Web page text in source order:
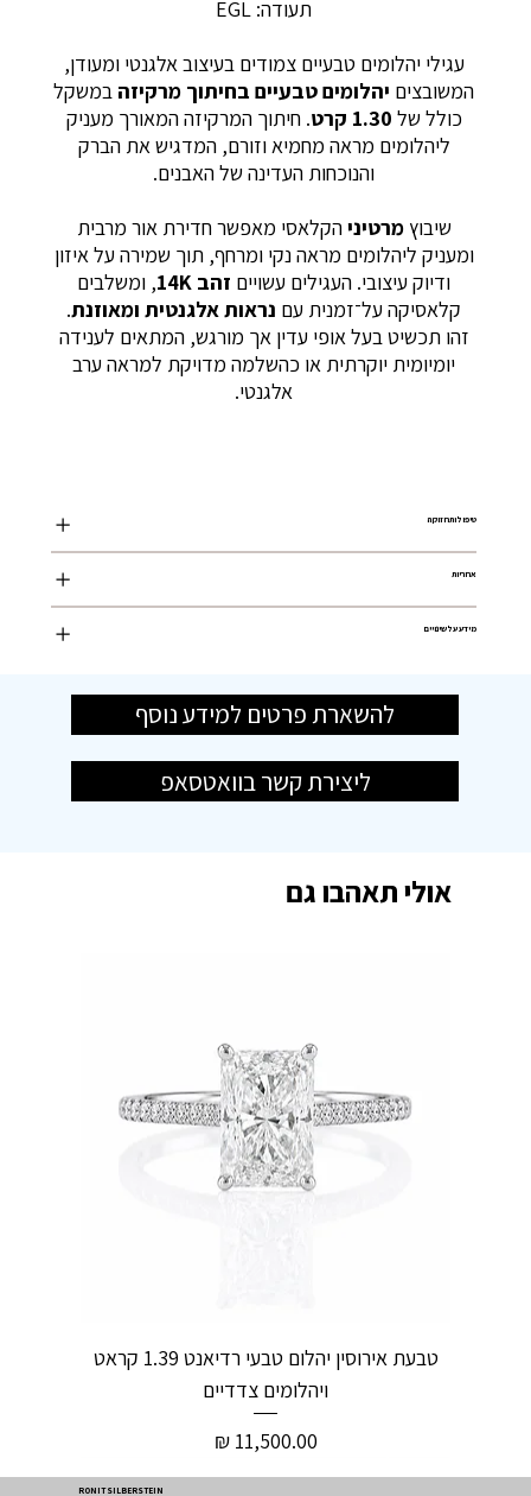
תעודה: EGL
עגילי יהלומים טבעיים צמודים בעיצוב אלגנטי ומעודן,
המשובצים יהלומים טבעיים בחיתוך מרקיזה במשקל
כולל של 1.30 קרט
. חיתוך המרקיזה המאורך מעניק
ליהלומים מראה מחמיא וזורם, המדגיש את הברק
והנוכחות העדינה של האבנים.
שיבוץמרטיניהקלאסי מאפשר חדירת אור מרבית
ומעניק ליהלומים מראה נקי ומרחף, תוך שמירה על איזון
ודיוק עיצובי. העגילים עשויים זהב 14K
, ומשלבים
קלאסיקה על־זמנית עם נראות אלגנטית ומאוזנת.
זהו תכשיט בעל אופי עדין אך מורגש, המתאים לענידה
יומיומית יוקרתית או כהשלמה מדויקת למראה ערב
אלגנטי.
טיפול ותחזוקה
אחריות
מידע על שינויים
להשארת פרטים למידע נוסף
ליצירת קשר בוואטסאפ
אולי תאהבו גם
טבעת אירוסין יהלום טבעי רדיאנט 1.39 קראט
ויהלומים צדדיים
מחיר
RONIT SILBERSTEIN